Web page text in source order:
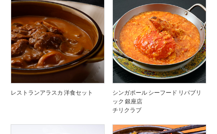
レストランアラスカ 洋食セット
シンガポール シーフード リパブリ
ック 銀座店
チリクラブ